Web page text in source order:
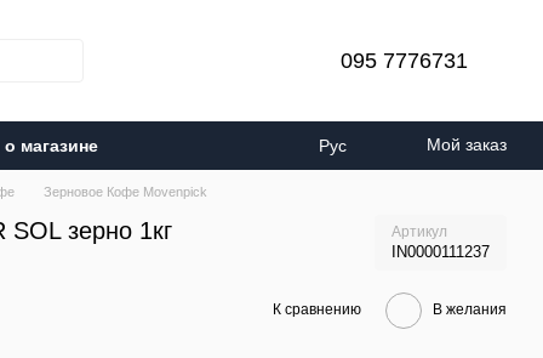
095 7776731
магазине Рус Мой заказ
Зерновое Кофе Movenpick
SOL зерно 1кг Артикул
IN0000111237
К сравнению В желания